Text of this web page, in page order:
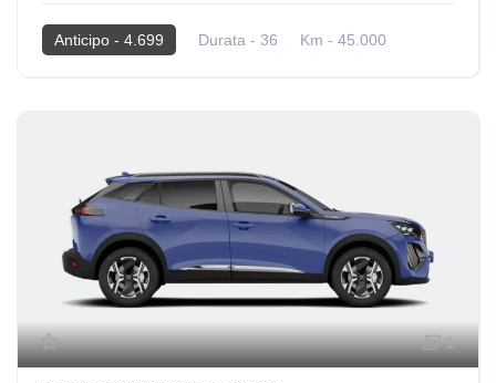
Anticipo - 4.699 Durata - 36
Km - 45.000
1